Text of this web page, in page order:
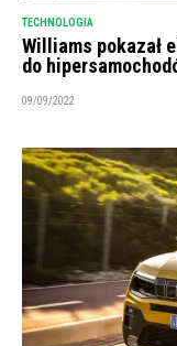
TECHNOLOGIA
Williams pokazał
do
09/09/2022